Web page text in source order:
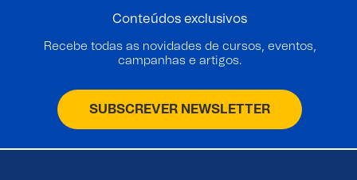
Conteúdos exclusivos
Recebe todas as novidades de cursos, eventos,
campanhas e artigos.
SUBSCREVER NEWSLETTER